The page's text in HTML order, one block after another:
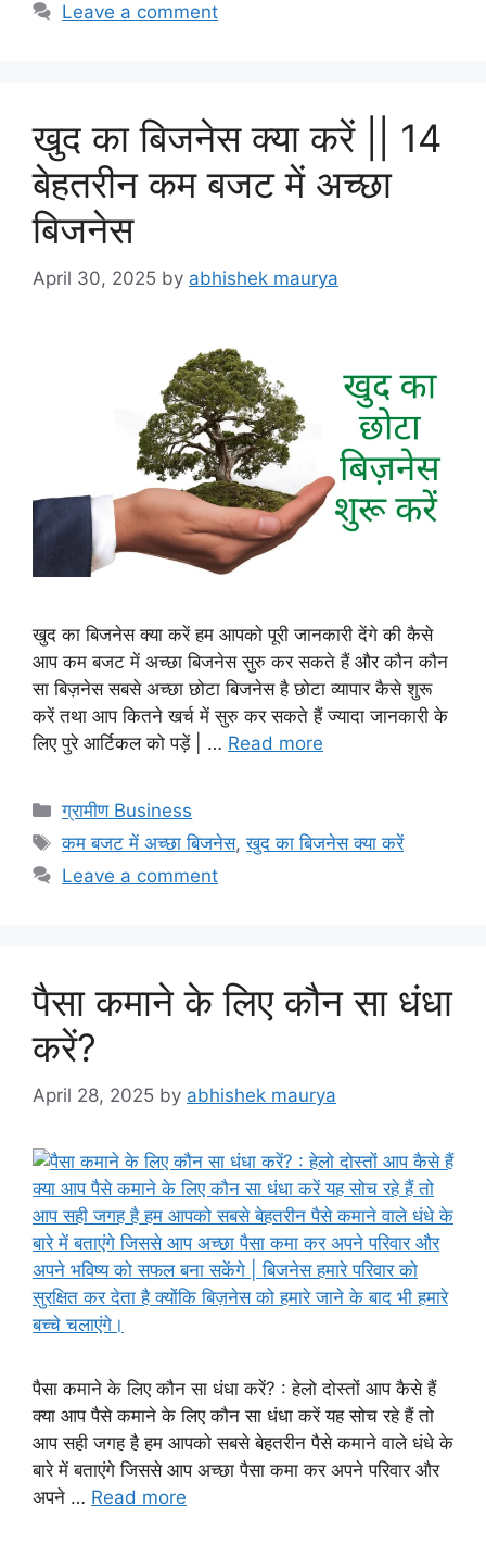
Leave a comment
खुद का बिजनेस क्या करें || 14
बेहतरीन कम बजट में अच्छा
बिजनेस
April 30, 2025 by abhishek maurya
खुद का बिजनेस क्या करें हम आपको पूरी जानकारी देंगे की कैसे
आप कम बजट में अच्छा बिजनेस सुरु कर सकते हैं और कौन कौन
सा बिज़नेस सबसे अच्छा छोटा बिजनेस है छोटा व्यापार कैसे शुरू
करें तथा आप कितने खर्च में सुरु कर सकते हैं ज्यादा जानकारी के
लिए पुरे आर्टिकल को पड़ें | … Read more
Categories
ग्रामीण Business
Tags
कम बजट में अच्छा बिजनेस,खुद का बिजनेस क्या करें
Leave a comment
पैसा कमाने के लिए कौन सा धंधा
करें?
April 28, 2025 by abhishek maurya
पैसा कमाने के लिए कौन सा धंधा करें? : हेलो दोस्तों आप कैसे हैं
क्या आप पैसे कमाने के लिए कौन सा धंधा करें यह सोच रहे हैं तो
आप सही जगह है हम आपको सबसे बेहतरीन पैसे कमाने वाले धंधे के
बारे में बताएंगे जिससे आप अच्छा पैसा कमा कर अपने परिवार और
अपने … Read more